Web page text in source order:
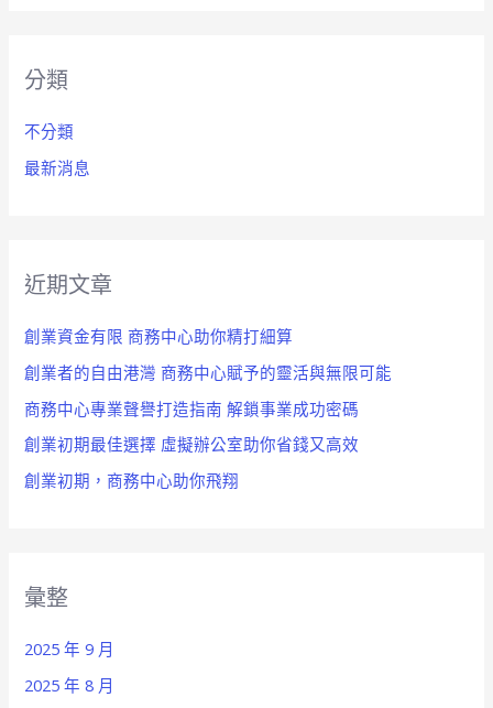
字
分類
不分類
最新消息
近期文章
創業資金有限 商務中心助你精打細算
創業者的自由港灣 商務中心賦予的靈活與無限可能
商務中心專業聲譽打造指南 解鎖事業成功密碼
創業初期最佳選擇 虛擬辦公室助你省錢又高效
創業初期，商務中心助你飛翔
彙整
2025 年 9 月
2025 年 8 月